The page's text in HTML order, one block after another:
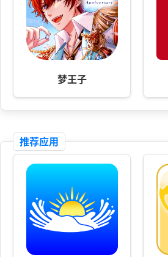
梦王子
推荐应用